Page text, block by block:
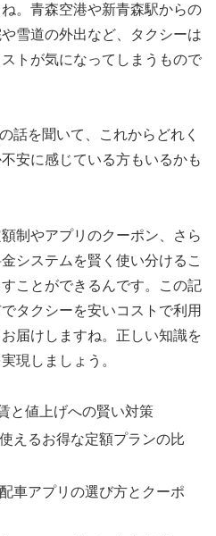
。青森空港や新青森駅からの
雪道の外出など、タクシーは
トが気になってしまうもので
話を聞いて、これからどれく
安に感じている方もいるかも
制やアプリのクーポン、さら
システムを賢く使い分けるこ
ことができるんです。この記
タクシーを安いコストで利用
届けしますね。正しい知識を
現しましょう。
と値上げへの賢い対策
えるお得な定額プランの比
車アプリの選び方とクーポ